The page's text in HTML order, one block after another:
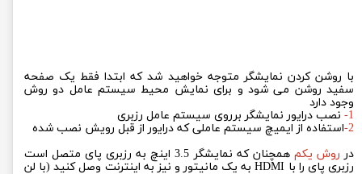
با روشن کردن نمایشگر متوجه خواهید شد که ابتدا فقط یک صفحه
سفید روشن می شود و برای نمایش محیط سیستم عامل دو روش
وجود دارد
1- نصب درایور نمایشگر برروی سیستم عامل رزبری
2- استفاده از ایمیچ سیستم عاملی که درایور از قبل رویش نصب شده
در روش یکم
همچنان که نمایشگر 3.5 اینچ به رزبری پای متصل است
رزبری پای را با HDMI به یک مانیتور و نیز به اینترنت وصل کنید (با لن